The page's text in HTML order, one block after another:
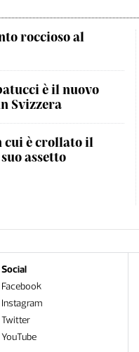
roccioso al
è il nuovo
Svizzera
cui è crollato il
assetto
Social
Facebook
Instagram
Twitter
YouTube